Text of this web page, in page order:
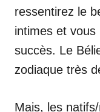
ressentirez le
intimes et
succès. Le
zodiaque très
Mais, les